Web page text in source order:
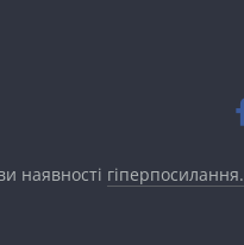
наявності гіперпосилання.